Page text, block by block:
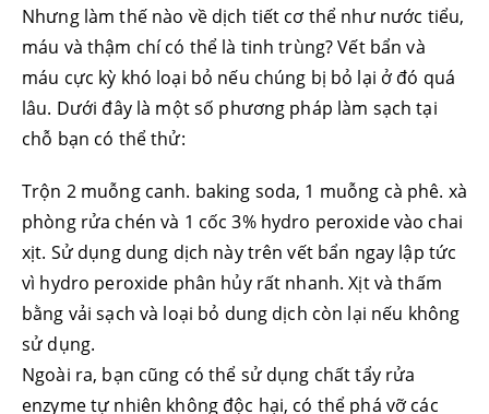
Nhưng làm thế nào về dịch tiết cơ thể như nước tiểu,
máu và thậm chí có thể là tinh trùng? Vết bẩn và
máu cực kỳ khó loại bỏ nếu chúng bị bỏ lại ở đó quá
lâu. Dưới đây là một số phương pháp làm sạch tại
chỗ bạn có thể thử:
Trộn 2 muỗng canh. baking soda, 1 muỗng cà phê. xà
phòng rửa chén và 1 cốc 3% hydro peroxide vào chai
xịt. Sử dụng dung dịch này trên vết bẩn ngay lập tức
vì hydro peroxide phân hủy rất nhanh. Xịt và thấm
bằng vải sạch và loại bỏ dung dịch còn lại nếu không
sử dụng.
Ngoài ra, bạn cũng có thể sử dụng chất tẩy rửa
enzyme tự nhiên không độc hại, có thể phá vỡ các